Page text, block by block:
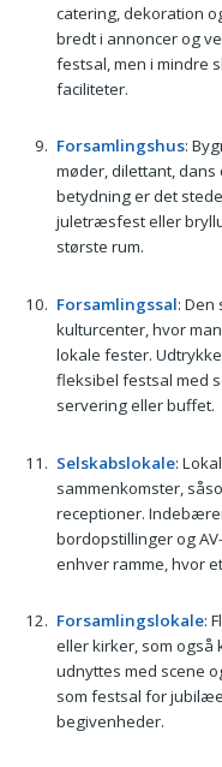
catering, dekoration
bredt i annoncer og
festsal, men i mindre
faciliteter.
Forsamlingshus:
møder, dilettant,
betydning er det
juletræsfest eller
største rum.
Forsamlingssal:
kulturcenter, hvor
lokale fester.
fleksibel festsal med
servering eller buffet.
Selskabslokale:
sammenkomster,
receptioner.
bordopstillinger og
enhver ramme, hvor
Forsamlingslokale:
eller kirker, som også
udnyttes med scene
som festsal for
begivenheder.